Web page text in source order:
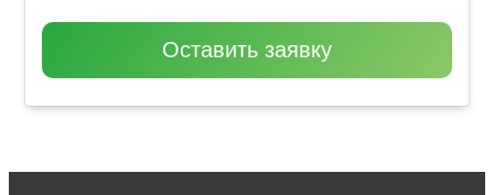
Оставить заявку